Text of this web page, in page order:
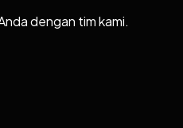
dengan tim kami.